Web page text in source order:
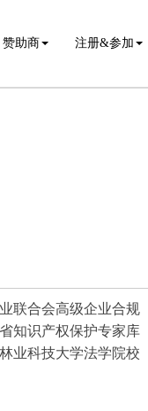
赞助商 注册&参加
联合会高级企业合规
知识产权保护专家库
业科技大学法学院校